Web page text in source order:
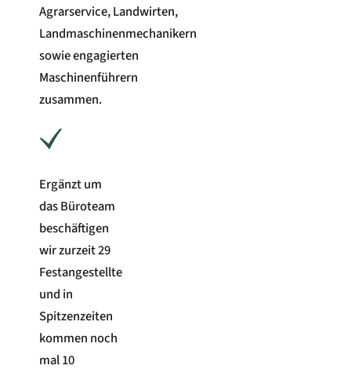
Agrarservice, Landwirten,
Landmaschinenmechanikern
sowie engagierten
Maschinenführern
zusammen.
Ergänzt um
das Büroteam
beschäftigen
wir zurzeit 29
Festangestellte
und in
Spitzenzeiten
kommen noch
mal 10